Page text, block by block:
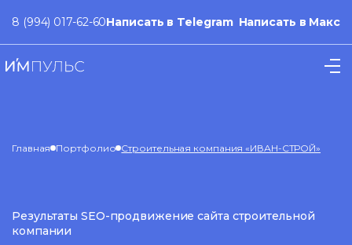
8 (994) 017-62-60Написать в Telegram Написать в Макс
Главная Портфолио Строительная компания «ИВАН-СТРОЙ»
Результаты SEO-продвижение сайта строительной
компании